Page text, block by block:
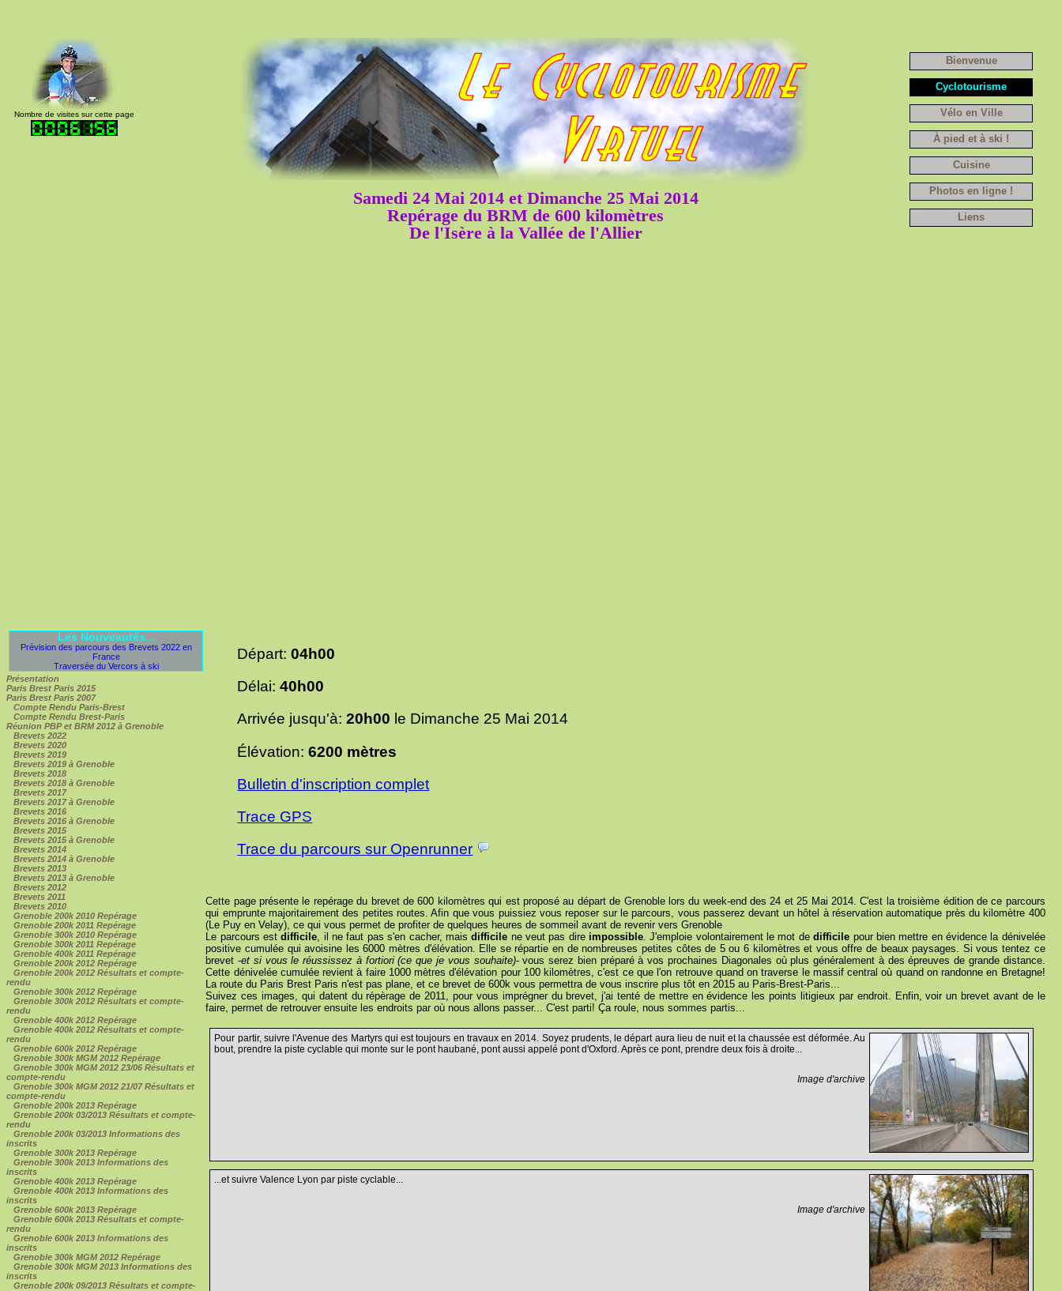
Nombre de visites sur cette page
Samedi 24 Mai 2014 et Dimanche 25 Mai 2014
Repérage du BRM de 600 kilomètres
De l'Isère à la Vallée de l'Allier
Bienvenue
Cyclotourisme
Vélo en Ville
À pied et à ski !
Cuisine
Photos en ligne !
Liens
Les Nouveautés...
Prévision des parcours des Brevets 2022 en
France
Traversée du Vercors à ski
Présentation
Paris Brest Paris 2015
Paris Brest Paris 2007
Compte Rendu Paris-Brest
Compte Rendu Brest-Paris
Réunion PBP et BRM 2012 à Grenoble
Brevets 2022
Brevets 2020
Brevets 2019
Brevets 2019 à Grenoble
Brevets 2018
Brevets 2018 à Grenoble
Brevets 2017
Brevets 2017 à Grenoble
Brevets 2016
Brevets 2016 à Grenoble
Brevets 2015
Brevets 2015 à Grenoble
Brevets 2014
Brevets 2014 à Grenoble
Brevets 2013
Brevets 2013 à Grenoble
Brevets 2012
Brevets 2011
Brevets 2010
Grenoble 200k 2010 Repérage
Grenoble 200k 2011 Repérage
Grenoble 300k 2010 Repérage
Grenoble 300k 2011 Repérage
Grenoble 400k 2011 Repérage
Grenoble 200k 2012 Repérage
Grenoble 200k 2012 Résultats et compte-
rendu
Grenoble 300k 2012 Repérage
Grenoble 300k 2012 Résultats et compte-
rendu
Grenoble 400k 2012 Repérage
Grenoble 400k 2012 Résultats et compte-
rendu
Grenoble 600k 2012 Repérage
Grenoble 300k MGM 2012 Repérage
Grenoble 300k MGM 2012 23/06 Résultats et
compte-rendu
Grenoble 300k MGM 2012 21/07 Résultats et
compte-rendu
Grenoble 200k 2013 Repérage
Grenoble 200k 03/2013 Résultats et compte-
rendu
Grenoble 200k 03/2013 Informations des
inscrits
Grenoble 300k 2013 Repérage
Grenoble 300k 2013 Informations des
inscrits
Grenoble 400k 2013 Repérage
Grenoble 400k 2013 Informations des
inscrits
Grenoble 600k 2013 Repérage
Grenoble 600k 2013 Résultats et compte-
rendu
Grenoble 600k 2013 Informations des
inscrits
Grenoble 300k MGM 2012 Repérage
Grenoble 300k MGM 2013 Informations des
inscrits
Grenoble 200k 09/2013 Résultats et compte-
Départ:04h00
Délai:40h00
Arrivée jusqu'à:20h00 le Dimanche 25 Mai 2014
Élévation:6200 mètres
Bulletin d'inscription complet
Trace GPS
Trace du parcours sur Openrunner
Cette page présente le repérage du brevet de 600 kilomètres qui est proposé au départ de Grenoble lors du week-end des 24 et 25 Mai 2014. C'est la troisième édition de ce parcours
qui emprunte majoritairement des petites routes. Afin que vous puissiez vous reposer sur le parcours, vous passerez devant un hôtel à réservation automatique près du kilomètre 400
(Le Puy en Velay), ce qui vous permet de profiter de quelques heures de sommeil avant de revenir vers Grenoble
Le parcours estdifficile, il ne faut pas s'en cacher, maisdifficile ne veut pas dire impossible. J'emploie volontairement le mot dedifficile pour bien mettre en évidence la dénivelée
positive cumulée qui avoisine les 6000 mètres d'élévation. Elle se répartie en de nombreuses petites côtes de 5 ou 6 kilomètres et vous offre de beaux paysages. Si vous tentez ce
brevet -et si vous le réussissez à fortiori (ce que je vous souhaite)- vous serez bien préparé à vos prochaines Diagonales où plus généralement à des épreuves de grande distance.
Cette dénivelée cumulée revient à faire 1000 mètres d'élévation pour 100 kilomètres, c'est ce que l'on retrouve quand on traverse le massif central où quand on randonne en Bretagne!
La route du Paris Brest Paris n'est pas plane, et ce brevet de 600k vous permettra de vous inscrire plus tôt en 2015 au Paris-Brest-Paris...
Suivez ces images, qui datent du répèrage de 2011, pour vous imprégner du brevet, j'ai tenté de mettre en évidence les points litigieux par endroit. Enfin, voir un brevet avant de le
faire, permet de retrouver ensuite les endroits par où nous allons passer... C'est parti! Ça roule, nous sommes partis...
Pour partir, suivre l'Avenue des Martyrs qui est toujours en travaux en 2014. Soyez prudents, le départ aura lieu de nuit et la chaussée est déformée. Au
bout, prendre la piste cyclable qui monte sur le pont haubané, pont aussi appelé pont d'Oxford. Après ce pont, prendre deux fois à droite...
Image d'archive
...et suivre Valence Lyon par piste cyclable...
Image d'archive